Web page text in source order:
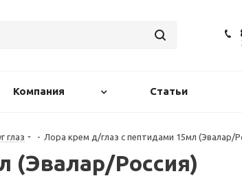
Компания Статьи
глаз - Лора крем д/глаз с пептидами 15мл (Эвалар/
(Эвалар/Россия)